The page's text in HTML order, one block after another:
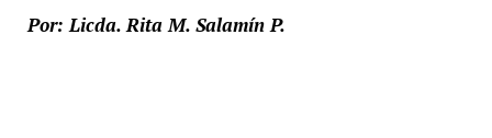
Por: Licda. Rita M. Salamín P.